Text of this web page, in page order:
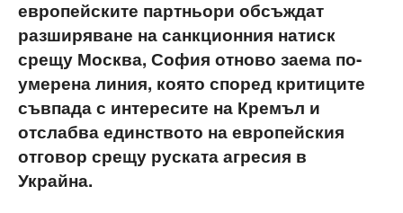
европейските партньори обсъждат
разширяване на санкционния натиск
срещу Москва, София отново заема по-
умерена линия, която според критиците
съвпада с интересите на Кремъл и
отслабва единството на европейския
отговор срещу руската агресия в
Украйна.